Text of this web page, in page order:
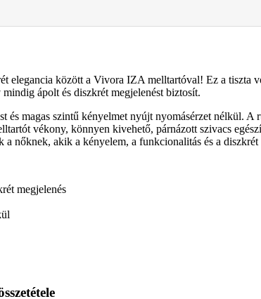
elegancia között a Vivora IZA melltartóval! Ez a tiszta
ápolt és diszkrét megjelenést biztosít.
magas szintű kényelmet nyújt nyomásérzet nélkül.
vékony, könnyen kivehető, párnázott szivacs
a nőknek, akik a kényelem, a funkcionalitás és a
megjelenés